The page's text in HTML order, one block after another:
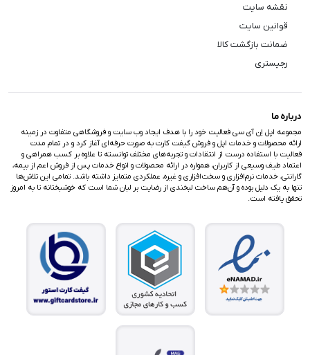
نقشه سایت
قوانین سایت
ضمانت بازگشت کالا
رجیستری
درباره ما
مجموعه اپل اِن آی سی فعالیت خود را با هدف ایجاد وب سایت و فروشگاهی متفاوت در زمینه
ارائه محصولات و خدمات اپل و فروش گیفت کارت به صورت حرفه‌ای آغاز کرد و در تمام مدت
فعالیت با استفاده درست از انتقادات و تجربه‌های مختلف توانسته تا علاوه بر کسب همراهی و
اعتماد طیف وسیعی از کاربران، همواره در ارائه محصولات و انواع خدمات پس از فروش اعم از بیمه،
گارانتی، خدمات نرم‌افزاری و سخت‌افزاری و غیره، عملکردی متمایز داشته باشد. تمامی این تلاش‌ها
تنها به یک دلیل بوده و آن‌هم ساخت لبخندی از رضایت بر لبان شما است که خوشبختانه تا به امروز
تحقق یافته است.